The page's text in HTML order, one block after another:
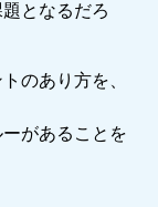
となるだろ
のあり方を、
があることを